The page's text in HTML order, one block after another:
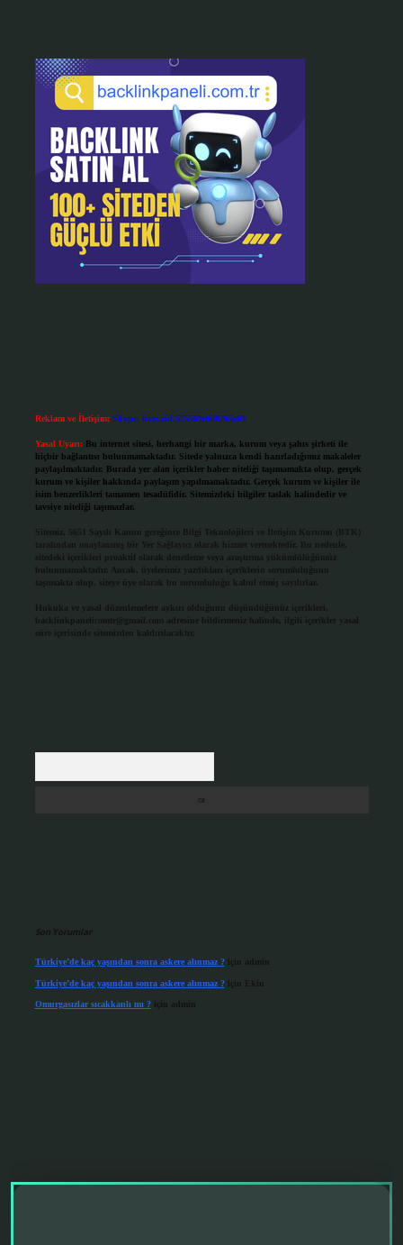
Reklam ve İletişim: Skype: live:.cid.575569c608265c69
Yasal Uyarı: Bu internet sitesi, herhangi bir marka, kurum veya şahıs şirketi ile
hiçbir bağlantısı bulunmamaktadır. Sitede yalnızca kendi hazırladığımız makaleler
paylaşılmaktadır. Burada yer alan içerikler haber niteliği taşımamakta olup, gerçek
kurum ve kişiler hakkında paylaşım yapılmamaktadır. Gerçek kurum ve kişiler ile
isim benzerlikleri tamamen tesadüfidir. Sitemizdeki bilgiler taslak halindedir ve
tavsiye niteliği taşımazlar.
Sitemiz, 5651 Sayılı Kanun gereğince Bilgi Teknolojileri ve İletişim Kurumu (BTK)
tarafından onaylanmış bir Yer Sağlayıcı olarak hizmet vermektedir. Bu nedenle,
sitedeki içerikleri proaktif olarak denetleme veya araştırma yükümlülüğümüz
bulunmamaktadır. Ancak, üyelerimiz yazdıkları içeriklerin sorumluluğunu
taşımakta olup, siteye üye olarak bu sorumluluğu kabul etmiş sayılırlar.
Hukuka ve yasal düzenlemelere aykırı olduğunu düşündüğünüz içerikleri,
backlinkpanelicomtr@gmail.com adresine bildirmeniz halinde, ilgili içerikler yasal
süre içerisinde sitemizden kaldırılacaktır.
Son Yorumlar
Türkiye’de kaç yaşından sonra askere alınmaz ?için admin
Türkiye’de kaç yaşından sonra askere alınmaz ?için Ekin
Omurgasızlar sıcakkanlı mı ?için admin